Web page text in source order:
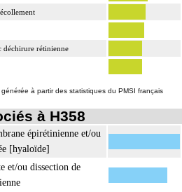
déchirure rétinienne
à partir des statistiques du PMSI français
à H358
épirétinienne et/ou
[hyaloïde]
et/ou dissection de